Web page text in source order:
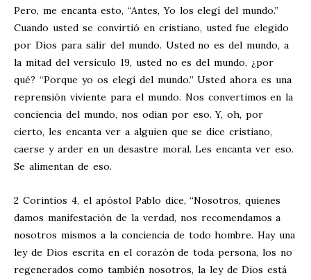
Pero, me encanta esto, “Antes, Yo los elegí del mundo.”
Cuando usted se convirtió en cristiano, usted fue elegido
por Dios para salir del mundo. Usted no es del mundo, a
la mitad del versículo 19, usted no es del mundo, ¿por
qué? “Porque yo os elegí del mundo.” Usted ahora es una
reprensión viviente para el mundo. Nos convertimos en la
conciencia del mundo, nos odian por eso. Y, oh, por
cierto, les encanta ver a alguien que se dice cristiano,
caerse y arder en un desastre moral. Les encanta ver eso.
Se alimentan de eso.
2 Corintios 4, el apóstol Pablo dice, “Nosotros, quienes
damos manifestación de la verdad, nos recomendamos a
nosotros mismos a la conciencia de todo hombre. Hay una
ley de Dios escrita en el corazón de toda persona, los no
regenerados como también nosotros, la ley de Dios está